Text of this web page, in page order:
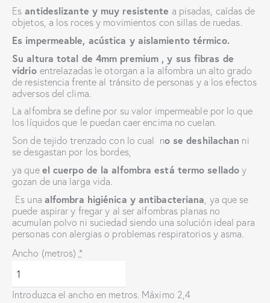
Es antideslizante y muy resistente a pisadas, caídas de
objetos, a los roces y movimientos con sillas de ruedas.
Es impermeable, acústica y aislamiento térmico.
Su altura total de 4mm premium , y sus fibras de
vidrio entrelazadasle otorgan a la alfombra un alto grado
de resistencia frente al tránsito de personas y a los efectos
adversos del clima.
La alfombra se define por su valor impermeable por lo que
los líquidos que le puedan caer encima no cuelan.
Son de tejido trenzado con lo cual no se deshilachan ni
se desgastan por los bordes,
ya que el cuerpo de la alfombra está termo sellado y
gozan de una larga vida.
Es una alfombra higiénica y antibacteriana, ya que se
puede aspirar y fregar y al ser alfombras planas no
acumulan polvo ni suciedad siendo una solución ideal para
personas con alergias o problemas respiratorios y asma.
Ancho (metros) *
Introduzca el ancho en metros. Máximo 2,4